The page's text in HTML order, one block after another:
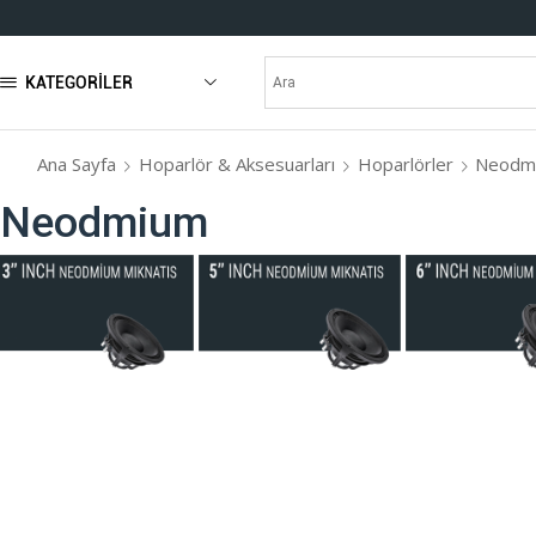
KATEGORILER
Ana Sayfa Hoparlör & Aksesuarları Hoparlörler
Neodmium